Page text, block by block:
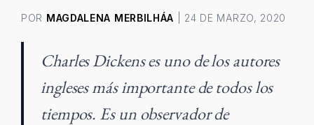
POR MAGDALENA MERBILHÁA | 24 DE MARZO, 2020
Charles Dickens es uno de los autores
ingleses más importante de todos los
tiempos. Es un observador de